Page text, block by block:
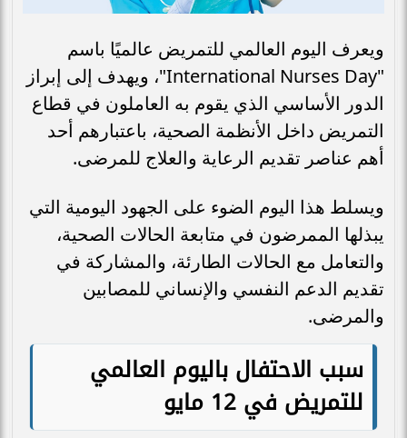
ويعرف اليوم العالمي للتمريض عالميًا باسم
"International Nurses Day"، ويهدف إلى إبراز
الدور الأساسي الذي يقوم به العاملون في قطاع
التمريض داخل الأنظمة الصحية، باعتبارهم أحد
أهم عناصر تقديم الرعاية والعلاج للمرضى.
ويسلط هذا اليوم الضوء على الجهود اليومية التي
يبذلها الممرضون في متابعة الحالات الصحية،
والتعامل مع الحالات الطارئة، والمشاركة في
تقديم الدعم النفسي والإنساني للمصابين
والمرضى.
سبب الاحتفال باليوم العالمي
للتمريض في 12 مايو